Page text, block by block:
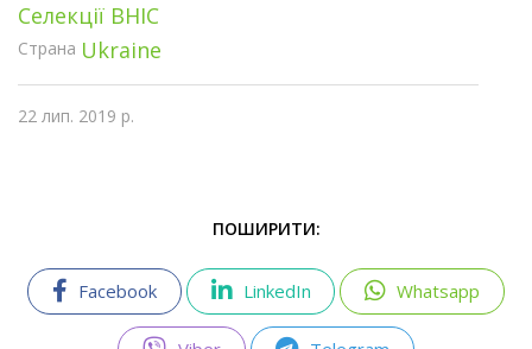
Селекції ВНІС
Страна Ukraine
22 лип. 2019 р.
ПОШИРИТИ:
Facebook LinkedIn Whatsapp